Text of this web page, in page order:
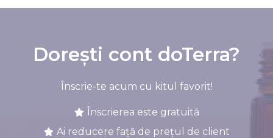
Dorești cont doTerra?
Înscrie-te acum cu kitul favorit!
Înscrierea este gratuită
Ai reducere față de prețul de client